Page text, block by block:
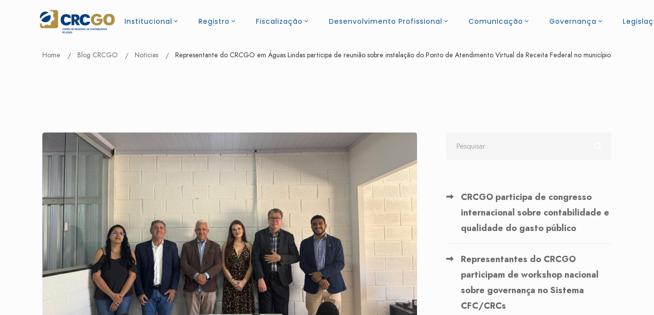
Institucional Registro Fiscalização Desenvolvimento Profissional Comunicação Governança
Home Blog CRCGO Noticias Representante do CRCGO em Águas Lindas participa de reunião sobre instalação do Ponto de Atendimento Virtual da Receita Federal no município
CRCGO participa de congresso
internacional sobre contabilidade e
qualidade do gasto público
Representantes do CRCGO
participam de workshop nacional
sobre governança no Sistema
CFC/CRCs